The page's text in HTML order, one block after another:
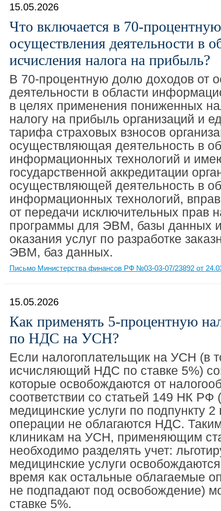
15.05.2026
Что включается в 70-
осуществления деятельности в
исчисления налога на прибыль?
В 70-процентную долю доходов от
деятельности в области
в целях применения пониженных
налогу на прибыль организаций и
тарифа страховых взносов
осуществляющая деятельность в
информационных технологий и
государственной аккредитации
осуществляющей деятельность в
информационных технологий,
от передачи исключительных прав
программы для ЭВМ, базы данных
оказания услуг по разработке
ЭВМ, баз данных.
Письмо Министерства финансов РФ №03-03-07/23892 от
15.05.2026
Как применять 5-процентную
по НДС на УСН?
Если налогоплательщик на УСН (в
исчисляющий НДС по ставке 5%)
которые освобождаются от
соответствии со статьей 149 НК РФ
медицинские услуги по подпункту 2
операции не облагаются НДС.
клиникам на УСН, применяющим
необходимо разделять учет:
медицинские услуги
время как остальные облагаемые
не подпадают под освобождение)
ставке 5%.